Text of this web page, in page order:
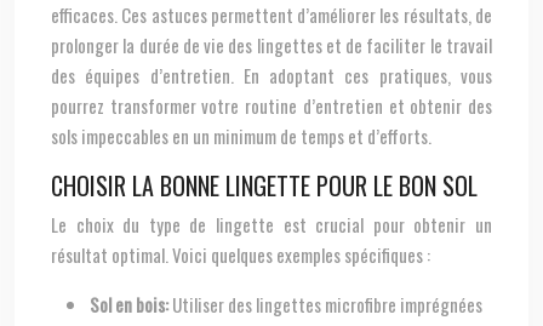
efficaces. Ces astuces permettent d’améliorer les résultats, de
prolonger la durée de vie des lingettes et de faciliter le travail
des équipes d’entretien. En adoptant ces pratiques, vous
pourrez transformer votre routine d’entretien et obtenir des
sols impeccables en un minimum de temps et d’efforts.
CHOISIR LA BONNE LINGETTE POUR LE BON SOL
Le choix du type de lingette est crucial pour obtenir un
résultat optimal. Voici quelques exemples spécifiques :
Sol en bois:Utiliser des lingettes microfibre imprégnées